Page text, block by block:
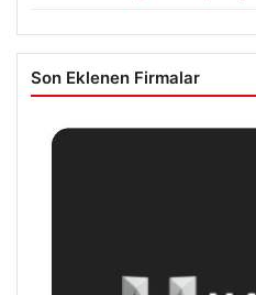
Son Eklenen Firmalar